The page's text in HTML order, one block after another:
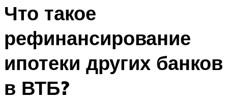
Что такое
рефинансирование
ипотеки других банков
в ВТБ?